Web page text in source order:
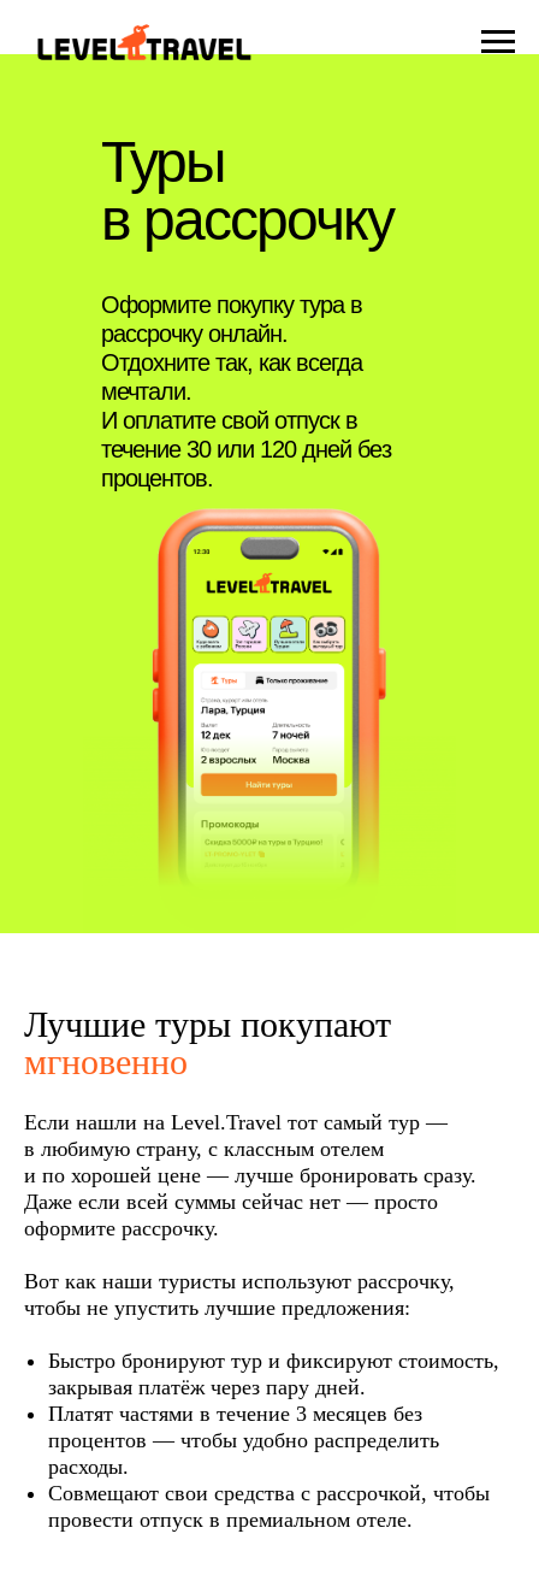
Туры
в рассрочку
Оформите покупку тура в
рассрочку онлайн.
Отдохните так, как всегда
мечтали.
И оплатите свой отпуск в
течение 30 или 120 дней без
процентов.
Лучшие туры покупают
мгновенно
Если нашли на Level.Travel тот самый тур —
в любимую страну, с классным отелем
и по хорошей цене — лучше бронировать сразу.
Даже если всей суммы сейчас нет — просто
оформите рассрочку.
Вот как наши туристы используют рассрочку,
чтобы не упустить лучшие предложения:
Быстро бронируют тур и фиксируют стоимость,
закрывая платёж через пару дней.
Платят частями в течение 3 месяцев без
процентов — чтобы удобно распределить
расходы.
Совмещают свои средства с рассрочкой, чтобы
провести отпуск в премиальном отеле.